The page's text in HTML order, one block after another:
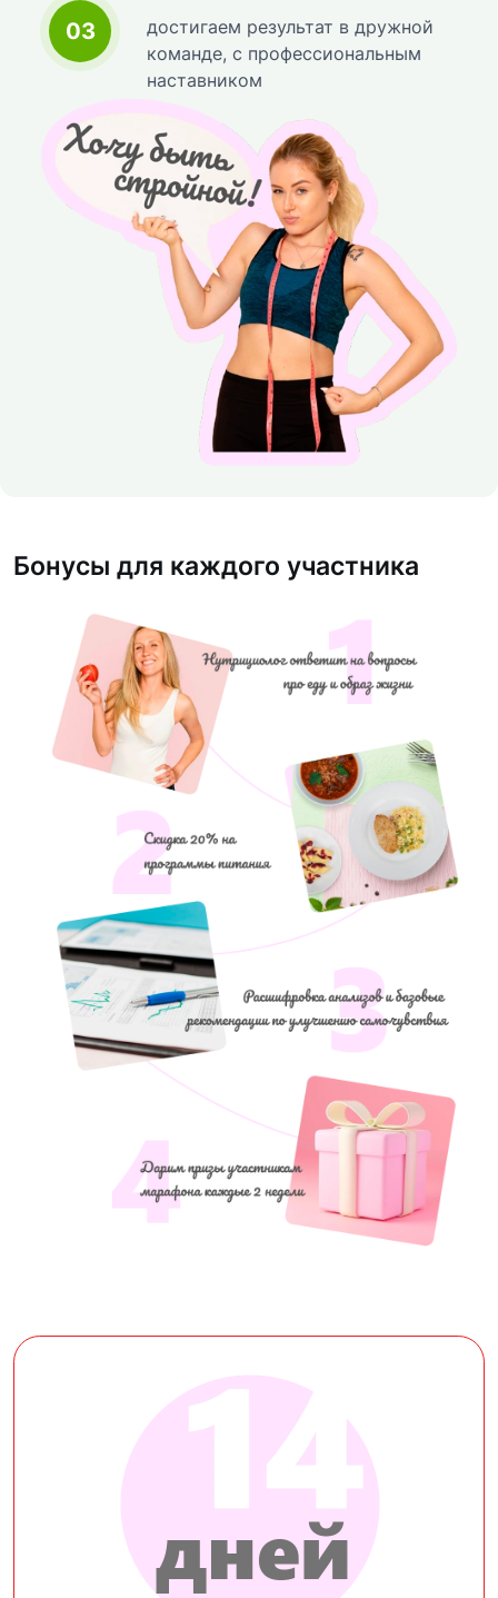
03
достигаем результат в дружной
команде, с профессиональным
наставником
Бонусы для каждого участника